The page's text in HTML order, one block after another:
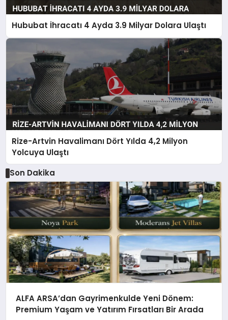
Hububat İhracatı 4 Ayda 3.9 Milyar Dolara Ulaştı
Rize-Artvin Havalimanı Dört Yılda 4,2 Milyon
Yolcuya Ulaştı
Son Dakika
ALFA ARSA’dan Gayrimenkulde Yeni Dönem:
Premium Yaşam ve Yatırım Fırsatları Bir Arada